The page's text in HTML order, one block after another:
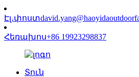
Էլ․փոստ
Հեռախոս+86 19923298837
Տուն